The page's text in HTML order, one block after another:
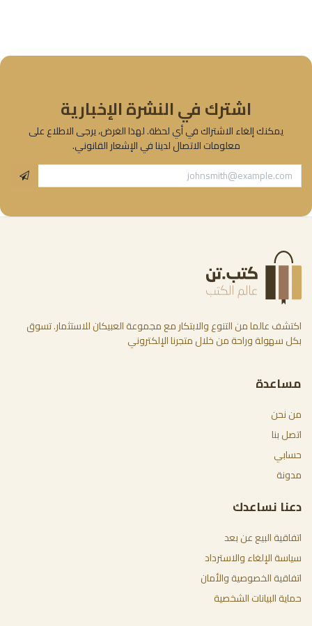
اشترك في النشرة الإخبارية
يمكنك إلغاء الاشتراك في أي لحظة. لهذا الغرض، يرجى الاطلاع على
معلومات الاتصال لدينا في الإشعار القانوني.
اكتشف عالما من التنوع والابتكار مع مجموعة العبيكان للاستثمار. تسوق
بكل سهولة وراحة من خلال متجرنا الإلكتروني
مساعدة
من نحن
اتصل بنا
حسابي
مدونة
دعنا نساعدك
اتفاقية البيع عن بعد
سياسة الإلغاء والاسترداد
اتفاقية الخصوصية والأمان
حماية البيانات الشخصية